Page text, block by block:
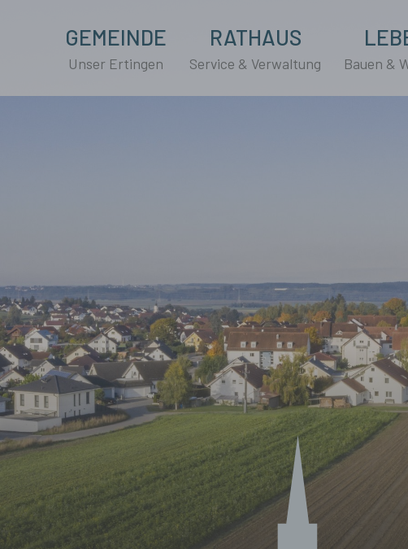
GEMEINDE
Unser Ertingen
RATHAUS
Service & Verwaltung Bauen &